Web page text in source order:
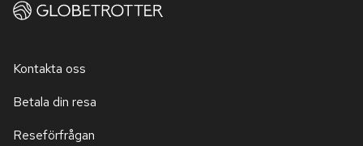
Kontakta oss
Betala din resa
Reseförfrågan